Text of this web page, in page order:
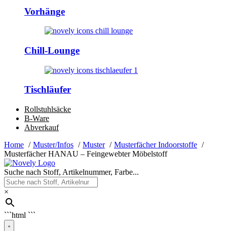
Vorhänge
Chill-Lounge
Tischläufer
Rollstuhlsäcke
B-Ware
Abverkauf
Home
Muster/Infos Muster
Musterfächer Indoorstoffe
Musterfächer HANAU – Feingewebter Möbelstoff
Suche nach Stoff, Artikelnummer, Farbe...
×
```html ```